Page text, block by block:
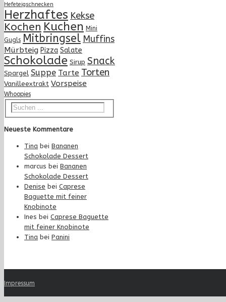
Hefeteigschnecken
Herzhaftes Kekse
Kochen Kuchen Mini
Gugls Mitbringsel Muffins
Mürbteig Pizza Salate
Schokolade Sirup Snack
Spargel Suppe Tarte Torten
Vanilleextrakt Vorspeise
Whoopies
Neueste Kommentare
Tina bei Bananen
Schokolade Dessert
marcus bei Bananen
Schokolade Dessert
Denise bei Caprese
Baguette mit feiner
Knobinote
Ines bei Caprese Baguette
mit feiner Knobinote
Tina bei Panini
Impressum